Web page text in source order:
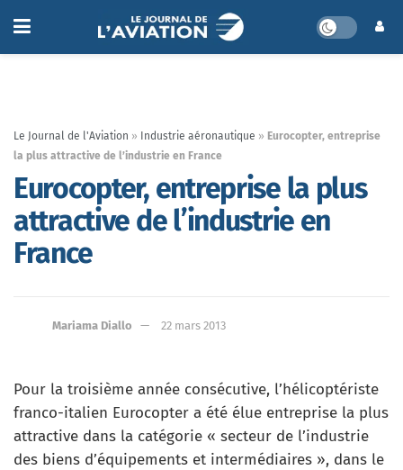
Le Journal de l'Aviation » Industrie aéronautique » Eurocopter, entreprise
la plus attractive de l’industrie en France
Eurocopter, entreprise la plus
attractive de l’industrie en
France
Mariama Diallo 22 mars 2013
Pour la troisième année consécutive, l’hélicoptériste
franco-italien Eurocopter a été élue entreprise la plus
attractive dans la catégorie « secteur de l’industrie
des biens d’équipements et intermédiaires », dans le